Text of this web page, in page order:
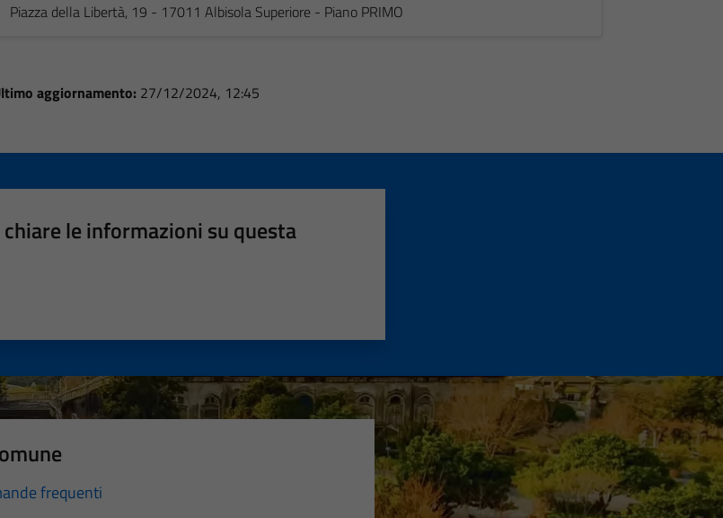
Piazza della Libertà, 19 - 17011 Albisola Superiore - Piano PRIMO
aggiornamento: 27/12/2024, 12:45
le informazioni su questa
frequenti